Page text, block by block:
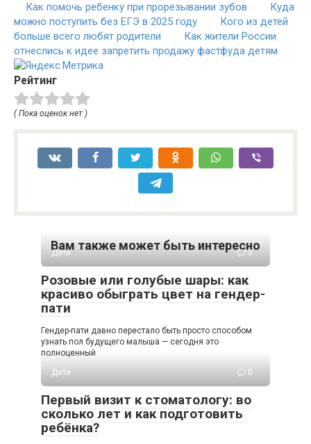
Как помочь ребенку при прорезывании зубов
Куда
можно поступить без ЕГЭ в 2025 году
Кого из детей
больше всего любят родители
Как жители России
отнеслись к идее запретить продажу фастфуда детям
Рейтинг
( Пока оценок нет )
Вам также может быть интересно
Дети 0
Розовые или голубые шары: как
красиво обыграть цвет на гендер-
пати
Гендер-пати давно перестало быть просто способом
узнать пол будущего малыша — сегодня это
полноценный
Дети
0
Первый визит к стоматологу: во
сколько лет и как подготовить
ребёнка?